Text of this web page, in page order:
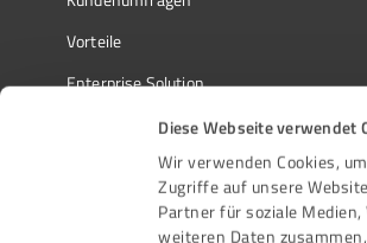
Diese Webseite verwendet
Wir verwenden Cookies,
Zugriffe auf unsere
Partner für soziale
weiteren Daten
Vorteile
Enterprise Solution
Partnerprogramm
Auszeichnungen